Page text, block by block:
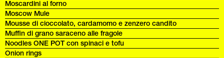
Moscardini al forno
Moscow Mule
Mousse di cioccolato, cardamomo e zenzero candito
Muffin di grano saraceno alle fragole
Noodles ONE POT con spinaci e tofu
Onion rings